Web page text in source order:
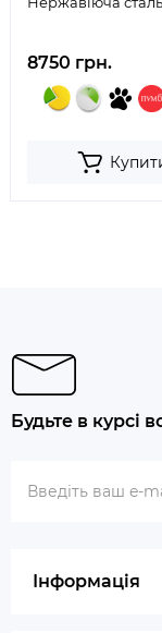
8750 грн.
Будьте в курсі
Інформація